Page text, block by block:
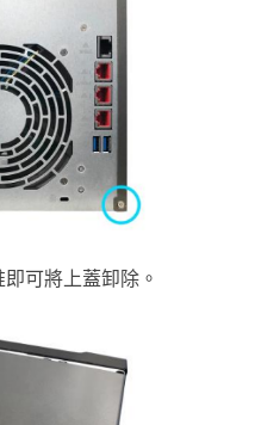
可將上蓋卸除。